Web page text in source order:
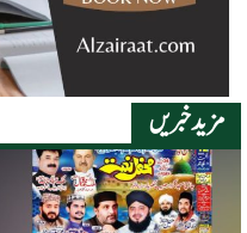
مزید خبریں